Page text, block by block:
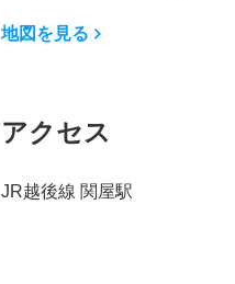
地図を見る
アクセス
JR越後線 関屋駅